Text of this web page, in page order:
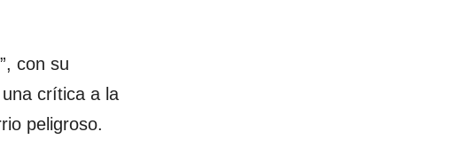
”, con su
crítica a la
peligroso.